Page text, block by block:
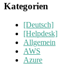
Kategorien
[Deutsch]
[Helpdesk]
Allgemein
AWS
Azure